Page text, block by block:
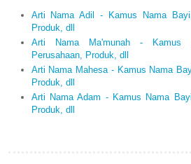
Arti Nama Adil - Kamus Nama
Produk, dll
Arti Nama Ma'munah - Kamus
Perusahaan, Produk, dll
Arti Nama Mahesa - Kamus Nama
Produk, dll
Arti Nama Adam - Kamus Nama
Produk, dll